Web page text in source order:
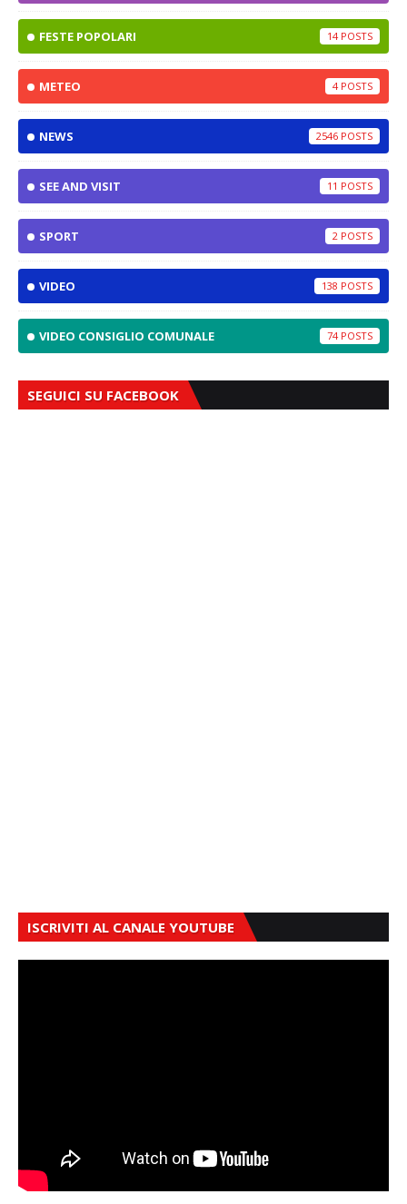
FESTE POPOLARI 14
METEO 4
NEWS 2546
SEE AND VISIT 11
SPORT 2
VIDEO 138
VIDEO CONSIGLIO COMUNALE 74
SEGUICI SU FACEBOOK
ISCRIVITI AL CANALE YOUTUBE